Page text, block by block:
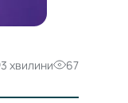
3 хвилини 67